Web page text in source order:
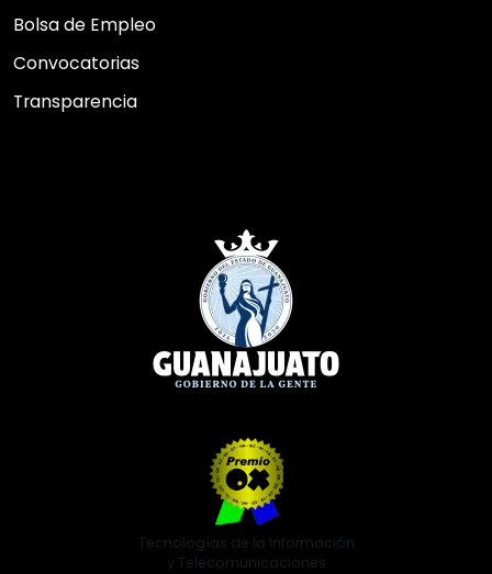
Bolsa de Empleo
Convocatorias
Transparencia
Tecnologías de la Información
y Telecomunicaciones